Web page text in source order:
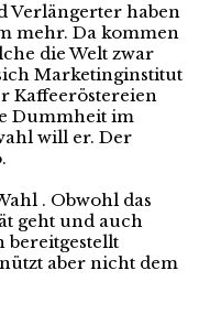
Verlängerter haben
mehr. Da kommen
die Welt zwar
Marketinginstitut
Kaffeeröstereien
Dummheit im
will er. Der
. Obwohl das
geht und auch
bereitgestellt
aber nicht dem